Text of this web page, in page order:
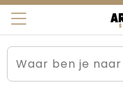
Beurs en
Arnauld
Ons team